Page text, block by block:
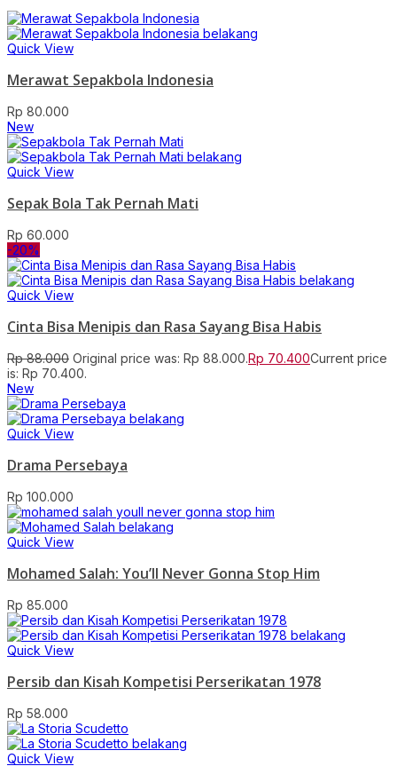
Quick View
Merawat Sepakbola Indonesia
Rp 80.000
New
Quick View
Sepak Bola Tak Pernah Mati
Rp 60.000
-20%
Quick View
Cinta Bisa Menipis dan Rasa Sayang Bisa Habis
Rp88.000 Original price was: Rp 88.000.Rp 70.400Current price
is: Rp 70.400.
New
Quick View
Drama Persebaya
Rp 100.000
Quick View
Mohamed Salah: You’ll Never Gonna Stop Him
Rp 85.000
Quick View
Persib dan Kisah Kompetisi Perserikatan 1978
Rp 58.000
Quick View